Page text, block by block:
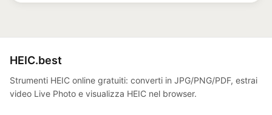
HEIC.best
Strumenti HEIC online gratuiti: converti in JPG/PNG/PDF, estrai
video Live Photo e visualizza HEIC nel browser.